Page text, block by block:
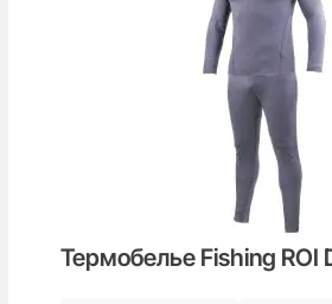
Термобелье Fishing ROI